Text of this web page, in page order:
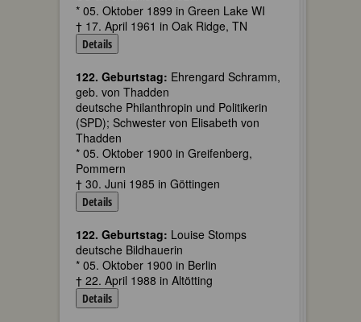
* 05. Oktober 1899 in Green Lake WI
† 17. April 1961 in Oak Ridge, TN
Details
122. Geburtstag: Ehrengard Schramm,
geb. von Thadden
deutsche Philanthropin und Politikerin
(SPD); Schwester von Elisabeth von
Thadden
* 05. Oktober 1900 in Greifenberg,
Pommern
† 30. Juni 1985 in Göttingen
Details
122. Geburtstag: Louise Stomps
deutsche Bildhauerin
* 05. Oktober 1900 in Berlin
† 22. April 1988 in Altötting
Details